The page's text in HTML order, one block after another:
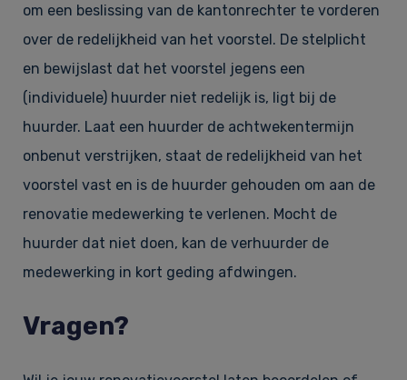
om een beslissing van de kantonrechter te vorderen
over de redelijkheid van het voorstel. De stelplicht
en bewijslast dat het voorstel jegens een
(individuele) huurder niet redelijk is, ligt bij de
huurder. Laat een huurder de achtwekentermijn
onbenut verstrijken, staat de redelijkheid van het
voorstel vast en is de huurder gehouden om aan de
renovatie medewerking te verlenen. Mocht de
huurder dat niet doen, kan de verhuurder de
medewerking in kort geding afdwingen.
Vragen?